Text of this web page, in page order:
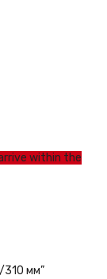
within the
мм”